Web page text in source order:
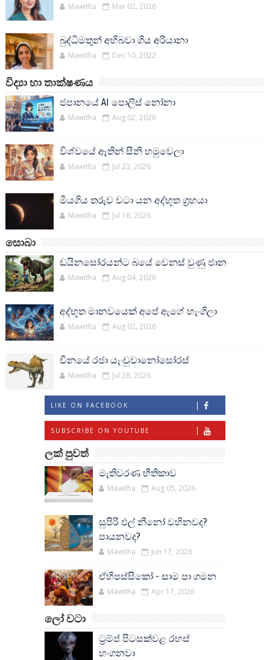
Mawitha Mar 02, 2026
බුද්ධිමතුන් අභිබවා ගිය අරියානා
Mawitha Dec 10, 2022
විද්‍යා හා තාක්ෂණය
ජපානයේ AI පොලිස් නෝනා
Mawitha Aug 02, 2026
විශ්වයේ ඈතින් සීනි හමුවෙලා
Mawitha Jul 23, 2026
මියගිය තරුව වටා යන අද්භූත ග්‍රහයා
Mawitha Jul 16, 2026
සොබා
ඩයිනසෝරයන්ට බයේ වෙනස් වුණු ජාන
Mawitha Aug 04, 2026
අද්භූත මානවයෙක් අපේ ඇගේ හැංගිලා
Mawitha Aug 02, 2026
චීනයේ රජා යැංචුවානෝසෝරස්
Mawitha Jul 28, 2026
LIKE ON FACEBOOK
SUBSCRIBE ON YOUTUBE
ලක් පුවත්
මැතිවරණ භීතිකාව
Mawitha Aug 05, 2026
සුපිරි එල් නීනෝ වහිනවද?
පායනවද?
Mawitha Jun 17, 2026
ඒහිපස්සිකෝ - සාම පා ගමන
Mawitha Apr 17, 2026
ලෝ වටා
ට්‍රම්ප් පිටසක්වළ රහස්
හංගනවා